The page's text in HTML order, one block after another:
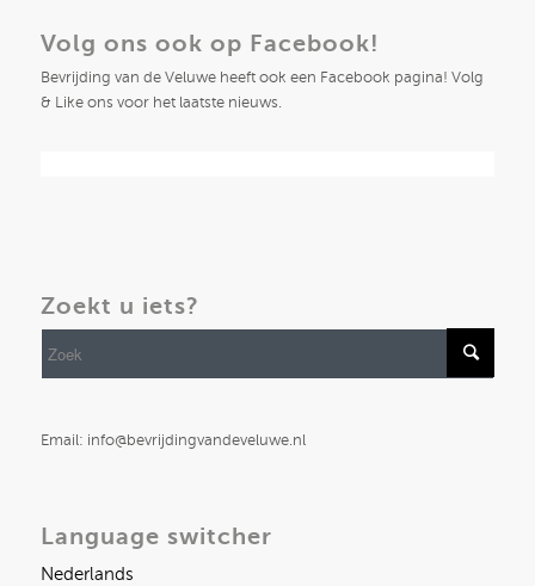
Volg ons ook op Facebook!
Bevrijding van de Veluwe heeft ook een Facebook pagina! Volg
& Like ons voor het laatste nieuws.
Zoekt u iets?
Email: info@bevrijdingvandeveluwe.nl
Language switcher
Nederlands